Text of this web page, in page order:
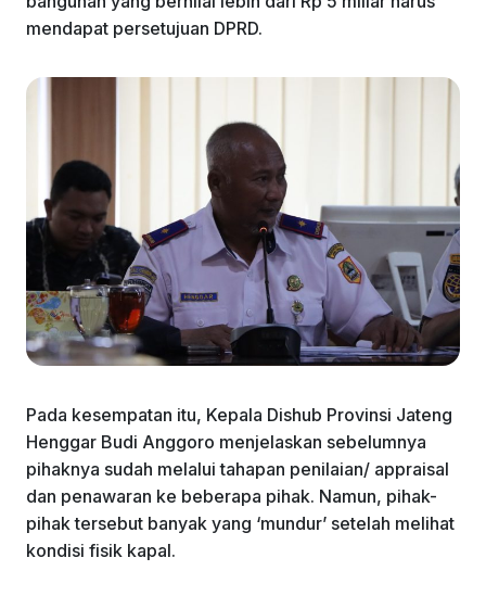
mendapat persetujuan DPRD.
Pada kesempatan itu, Kepala Dishub Provinsi Jateng
Henggar Budi Anggoro menjelaskan sebelumnya
pihaknya sudah melalui tahapan penilaian/ appraisal
dan penawaran ke beberapa pihak. Namun, pihak-
pihak tersebut banyak yang ‘mundur’ setelah melihat
kondisi fisik kapal.